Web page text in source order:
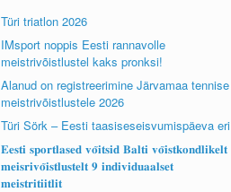
Türi triatlon 2026
IMsport noppis Eesti rannavolle
meistrivõistlustel kaks pronksi!
Alanud on registreerimine Järvamaa tennise
meistrivõistlustele 2026
Türi Sörk – Eesti taasiseseisvumispäeva eri
𝐄𝐞𝐬𝐭𝐢 𝐬𝐩𝐨𝐫𝐭𝐥𝐚𝐬𝐞𝐝 𝐯𝐨̃𝐢𝐭𝐬𝐢𝐝 𝐁𝐚𝐥𝐭𝐢 𝐯𝐨̃𝐢𝐬𝐭𝐤𝐨𝐧𝐝𝐥𝐢𝐤𝐞𝐥𝐭
𝐦𝐞𝐢𝐬𝐫𝐢𝐯𝐨̃𝐢𝐬𝐭𝐥𝐮𝐬𝐭𝐞𝐥𝐭 𝟗 𝐢𝐧𝐝𝐢𝐯𝐢𝐝𝐮𝐚𝐚𝐥𝐬𝐞𝐭
𝐦𝐞𝐢𝐬𝐭𝐫𝐢𝐭𝐢𝐢𝐭𝐥𝐢𝐭